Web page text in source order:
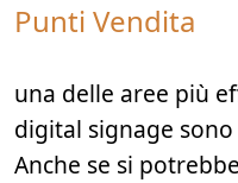
Punti Vendita
una delle aree più
digital signage
Anche se si